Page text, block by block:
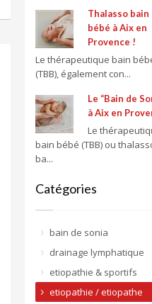
Thalasso bain
bébé à Aix en
Provence !
Le thérapeutique bain
(TBB), également con...
Le “Bain de
à Aix en
Le
bain bébé (TBB) ou
ba...
Catégories
bain de sonia
drainage lymphatique
etiopathie & sportifs
etiopathie / etiopathe